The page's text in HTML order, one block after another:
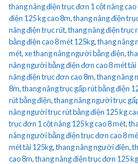
thang nâng điện trục đơn 1 cột nâng cao
điện 125 kg cao 8m,thang nâng điện
nâng điện trục rút,thang nâng điện trục
bằng điện cao 8 mét 125kg,thang nâng
mét,xe thang nâng người bằng điện,
nâng người bằng điện đơn cao 8 mét
nâng điện trục đơn cao 8m,thang nâng
8m,thang nâng trục gấp rút bằng điện
rút bằng điện,thang nâng người trục
nâng người trục rút bằng điện 125 kg
trục đơn 1 cột nâng 125 kg cao 8 mét,
nâng người bằng điện trục đơn cao 8
mét tải 125kg,thang nâng người điện,
cao 8m,thang nâng điện trục đơn 125